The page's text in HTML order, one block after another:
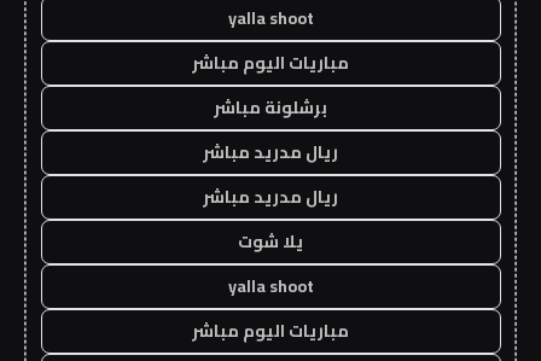
yalla shoot
مباريات اليوم مباشر
برشلونة مباشر
ريال مدريد مباشر
ريال مدريد مباشر
يلا شوت
yalla shoot
مباريات اليوم مباشر